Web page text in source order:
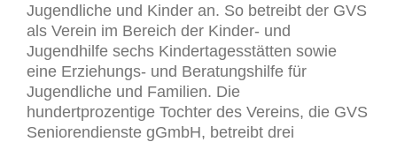
Jugendliche und Kinder an. So betreibt der GVS
als Verein im Bereich der Kinder- und
Jugendhilfe sechs Kindertagesstätten sowie
eine Erziehungs- und Beratungshilfe für
Jugendliche und Familien. Die
hundertprozentige Tochter des Vereins, die GVS
Seniorendienste gGmbH, betreibt drei